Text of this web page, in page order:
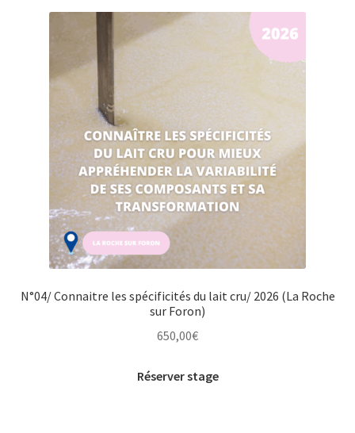
N°04/ Connaitre les spécificités du lait cru/ 2026 (La Roche
sur Foron)
650,00€
Réserver stage